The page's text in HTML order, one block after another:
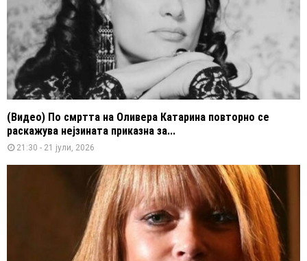
(Видео) По смртта на Оливера Катарина повторно се
раскажува нејзината приказна за...
21:30 - 21 јули, 2026